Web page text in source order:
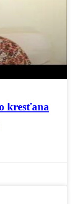
kresťana